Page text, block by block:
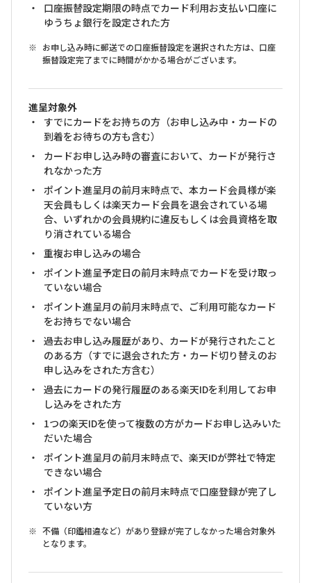
口座振替設定期限の時点でカード利用お支払い口座に
ゆうちょ銀行を設定された方
お申し込み時に郵送での口座振替設定を選択された方は、口座
振替設定完了までに時間がかかる場合がございます。
進呈対象外
すでにカードをお持ちの方（お申し込み中・カードの
到着をお待ちの方も含む）
カードお申し込み時の審査において、カードが発行さ
れなかった方
ポイント進呈月の前月末時点で、本カード会員様が楽
天会員もしくは楽天カード会員を退会されている場
合、いずれかの会員規約に違反もしくは会員資格を取
り消されている場合
重複お申し込みの場合
ポイント進呈予定日の前月末時点でカードを受け取っ
ていない場合
ポイント進呈月の前月末時点で、ご利用可能なカード
をお持ちでない場合
過去お申し込み履歴があり、カードが発行されたこと
のある方（すでに退会された方・カード切り替えのお
申し込みをされた方含む）
過去にカードの発行履歴のある楽天IDを利用してお申
し込みをされた方
1つの楽天IDを使って複数の方がカードお申し込みいた
だいた場合
ポイント進呈月の前月末時点で、楽天IDが弊社で特定
できない場合
ポイント進呈予定日の前月末時点で口座登録が完了し
ていない方
不備（印鑑相違など）があり登録が完了しなかった場合対象外
となります。